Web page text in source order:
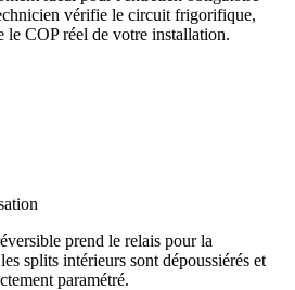
vérifie le circuit frigorifique,
le COP réel de votre installation.
prend le relais pour la
splits intérieurs sont dépoussiérés et
paramétré.